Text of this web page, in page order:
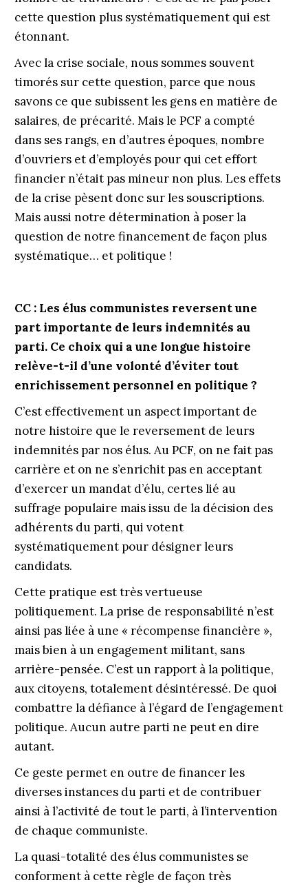
cette question plus systématiquement qui est
étonnant.
Avec la crise sociale, nous sommes souvent
timorés sur cette question, parce que nous
savons ce que subissent les gens en matière de
salaires, de précarité. Mais le PCF a compté
dans ses rangs, en d’autres époques, nombre
d’ouvriers et d’employés pour qui cet effort
financier n’était pas mineur non plus. Les effets
de la crise pèsent donc sur les souscriptions.
Mais aussi notre détermination à poser la
question de notre financement de façon plus
systématique… et politique !
CC : Les élus communistes reversent une
part importante de leurs indemnités au
parti. Ce choix qui a une longue histoire
relève-t-il d’une volonté d’éviter tout
enrichissement personnel en politique ?
C’est effectivement un aspect important de
notre histoire que le reversement de leurs
indemnités par nos élus. Au PCF, on ne fait pas
carrière et on ne s’enrichit pas en acceptant
d’exercer un mandat d’élu, certes lié au
suffrage populaire mais issu de la décision des
adhérents du parti, qui votent
systématiquement pour désigner leurs
candidats.
Cette pratique est très vertueuse
politiquement. La prise de responsabilité n’est
ainsi pas liée à une « récompense financière »,
mais bien à un engagement militant, sans
arrière-pensée. C’est un rapport à la politique,
aux citoyens, totalement désintéressé. De quoi
combattre la défiance à l’égard de l’engagement
politique. Aucun autre parti ne peut en dire
autant.
Ce geste permet en outre de financer les
diverses instances du parti et de contribuer
ainsi à l’activité de tout le parti, à l’intervention
de chaque communiste.
La quasi-totalité des élus communistes se
conforment à cette règle de façon très